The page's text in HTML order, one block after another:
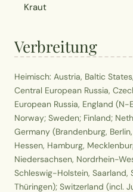
Kraut
Verbreitung
Heimisch: Austria, Baltic
Central European Russia,
European Russia, England
Norway; Sweden; Finland;
Germany (Brandenburg,
Hessen, Hamburg,
Niedersachsen, Nordrhein-
Schleswig-Holstein, Saarland,
Thüringen); Switzerland (incl.